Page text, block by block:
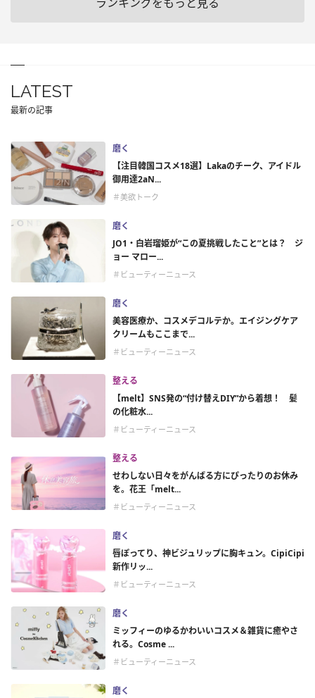
LATEST
最新の記事
磨く
【注目韓国コスメ18選】Lakaのチーク、アイドル
御用達2aN...
＃美欲トーク
磨く
JO1・白岩瑠姫が“この夏挑戦したこと”とは？ ジ
ョー マロー...
＃ビューティーニュース
磨く
美容医療か、コスメデコルテか。エイジングケア
クリームもここまで...
＃ビューティーニュース
整える
【melt】SNS発の“付け替えDIY”から着想！ 髪
の化粧水...
＃ビューティーニュース
整える
せわしない日々をがんばる方にぴったりのお休み
を。花王「melt...
＃ビューティーニュース
磨く
唇ぽってり、神ビジュリップに胸キュン。CipiCipi
新作リッ...
＃ビューティーニュース
磨く
ミッフィーのゆるかわいいコスメ＆雑貨に癒やさ
れる。Cosme ...
＃ビューティーニュース
磨く